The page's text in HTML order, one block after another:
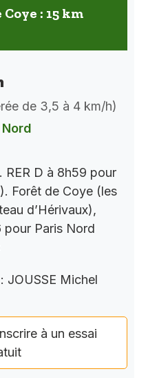
Coye : 15 km
de 3,5 à 4 km/h)
RER D à 8h59 pour
Forêt de Coye (les
d’Hérivaux),
pour Paris Nord
: JOUSSE Michel
à un essai